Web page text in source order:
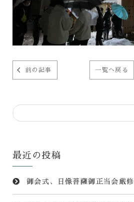
前の記事 一覧へ戻る
最近の投稿
御会式、日像菩薩御正当会厳修